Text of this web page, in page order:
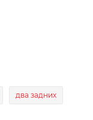
два задних